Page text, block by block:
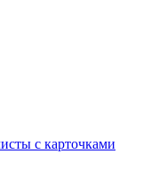
с карточками